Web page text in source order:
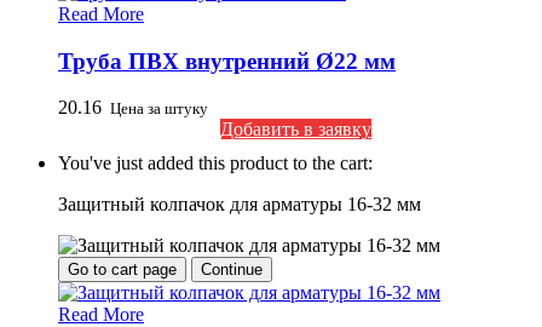
Read More
Труба ПВХ внутренний Ø22 мм
20.16 Цена за штуку
Добавить в заявку
You've just added this product to the cart:
Защитный колпачок для арматуры 16-32 мм
Go to cart page Continue
Read More